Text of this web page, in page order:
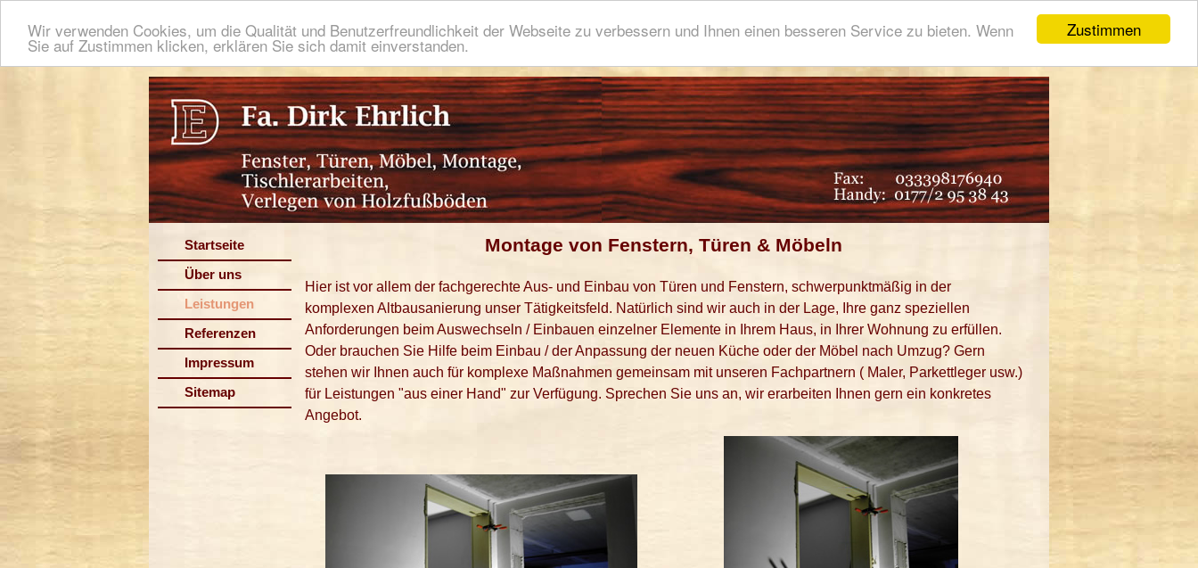
Zustimmen
Wir verwenden Cookies, um die Qualität und Benutzerfreundlichkeit der Webseite zu verbessern und Ihnen einen besseren Service zu bieten. Wenn
Sie auf Zustimmen klicken, erklären Sie sich damit einverstanden.
Startseite
Über uns
Leistungen
Referenzen
Impressum
Sitemap
Montage von Fenstern, Türen & Möbeln
Hier ist vor allem der fachgerechte Aus- und Einbau von Türen und Fenstern, schwerpunktmäßig in der
komplexen Altbausanierung unser Tätigkeitsfeld. Natürlich sind wir auch in der Lage, Ihre ganz speziellen
Anforderungen beim Auswechseln / Einbauen einzelner Elemente in Ihrem Haus, in Ihrer Wohnung zu erfüllen.
Oder brauchen Sie Hilfe beim Einbau / der Anpassung der neuen Küche oder der Möbel nach Umzug? Gern
stehen wir Ihnen auch für komplexe Maßnahmen gemeinsam mit unseren Fachpartnern ( Maler, Parkettleger usw.)
für Leistungen "aus einer Hand" zur Verfügung. Sprechen Sie uns an, wir erarbeiten Ihnen gern ein konkretes
Angebot.